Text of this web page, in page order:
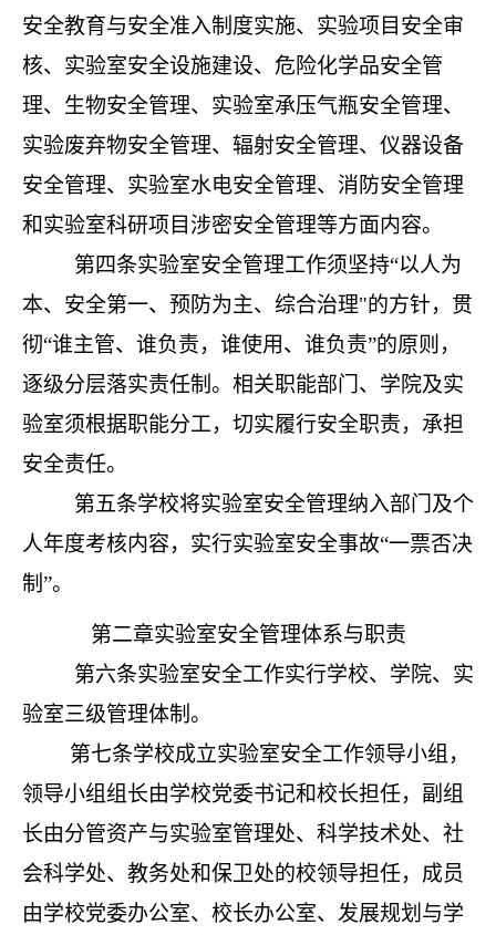
安全教育与安全准入制度实施、实验项目安全审
核、实验室安全设施建设、危险化学品安全管
理、生物安全管理、实验室承压气瓶安全管理、
实验废弃物安全管理、辐射安全管理、仪器设备
安全管理、实验室水电安全管理、消防安全管理
和实验室科研项目涉密安全管理等方面内容。
第四条实验室安全管理工作须坚持“以人为
本、安全第一、预防为主、综合治理"的方针，贯
彻“谁主管、谁负责，谁使用、谁负责”的原则，
逐级分层落实责任制。相关职能部门、学院及实
验室须根据职能分工，切实履行安全职责，承担
安全责任。
第五条学校将实验室安全管理纳入部门及个
人年度考核内容，实行实验室安全事故“一票否决
制”。
第二章实验室安全管理体系与职责
第六条实验室安全工作实行学校、学院、实
验室三级管理体制。
第七条学校成立实验室安全工作领导小组，
领导小组组长由学校党委书记和校长担任，副组
长由分管资产与实验室管理处、科学技术处、社
会科学处、教务处和保卫处的校领导担任，成员
由学校党委办公室、校长办公室、发展规划与学